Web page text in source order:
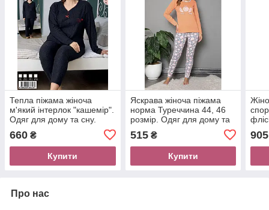
Тепла піжама жіноча
м'який інтерлок "кашемір".
Одяг для дому та сну.
660 ₴
Купити
Яскрава жіноча піжама
норма Туреччина 44, 46
розмір. Одяг для дому та
515₴
Купити
905
Про нас